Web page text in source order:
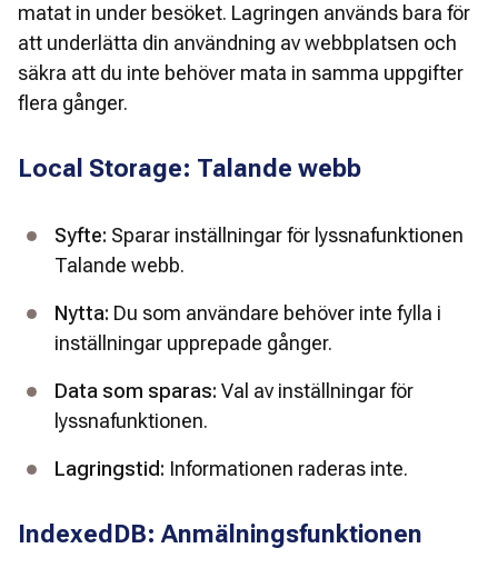
matat in under besöket. Lagringen används bara för
att underlätta din användning av webbplatsen och
säkra att du inte behöver mata in samma uppgifter
flera gånger.
Local Storage: Talande webb
Syfte: Sparar inställningar för lyssnafunktionen
Talande webb.
Nytta: Du som användare behöver inte fylla i
inställningar upprepade gånger.
Data som sparas: Val av inställningar för
lyssnafunktionen.
Lagringstid: Informationen raderas inte.
IndexedDB: Anmälningsfunktionen